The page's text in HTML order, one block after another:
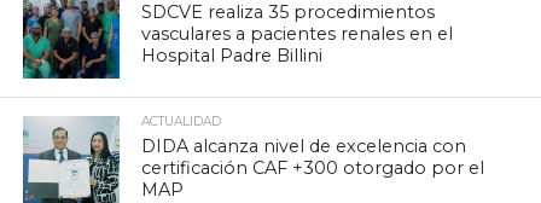
SDCVE realiza 35 procedimientos
vasculares a pacientes renales en el
Hospital Padre Billini
ACTUALIDAD
DIDA alcanza nivel de excelencia con
certificación CAF +300 otorgado por el
MAP